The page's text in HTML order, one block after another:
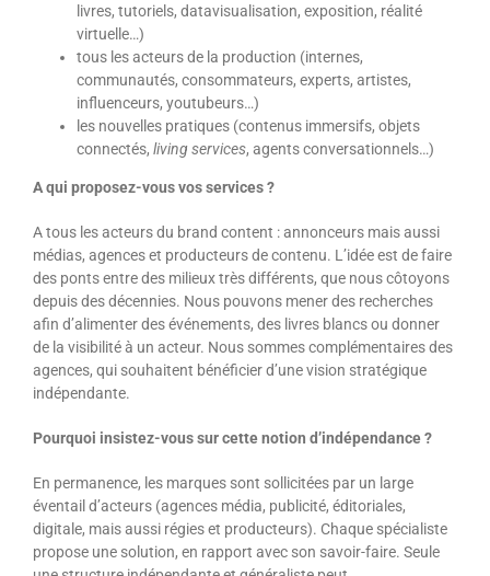
livres, tutoriels, datavisualisation, exposition, réalité
virtuelle…)
tous les acteurs de la production (internes,
communautés, consommateurs, experts, artistes,
influenceurs, youtubeurs…)
les nouvelles pratiques (contenus immersifs, objets
connectés, living services, agents conversationnels…)
A qui proposez-vous vos services ?
A tous les acteurs du brand content : annonceurs mais aussi
médias, agences et producteurs de contenu. L’idée est de faire
des ponts entre des milieux très différents, que nous côtoyons
depuis des décennies. Nous pouvons mener des recherches
afin d’alimenter des événements, des livres blancs ou donner
de la visibilité à un acteur. Nous sommes complémentaires des
agences, qui souhaitent bénéficier d’une vision stratégique
indépendante.
Pourquoi insistez-vous sur cette notion d’indépendance ?
En permanence, les marques sont sollicitées par un large
éventail d’acteurs (agences média, publicité, éditoriales,
digitale, mais aussi régies et producteurs). Chaque spécialiste
propose une solution, en rapport avec son savoir-faire. Seule